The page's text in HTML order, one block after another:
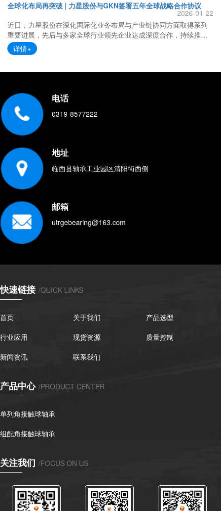
全球化布局再突破 | 力星股份与GKN签署五年全球战略合作协议
2026-01-22
近日，力星股份在深化国际化业务布局与产业链协同方面取得系列
重要进展，先后与多家全球行业领先企业达成深度合作，持续推动
公司在精密滚动体领域向高端化与全球化方向迈进。
详情+
电话
0319-8577222
地址
临西县轴承工业园区清阳街西侧
邮箱
utrgebearing@163.com
快速链接 /QUICK LINKS
首页 关于我们
产品选型
行业应用
现货资源
质量控制
新闻资讯
联系我们
产品中心 /PRODUCT CENTER
单列角接触球轴承
组配角接触球轴承
关注我们 /FOCUS ON US